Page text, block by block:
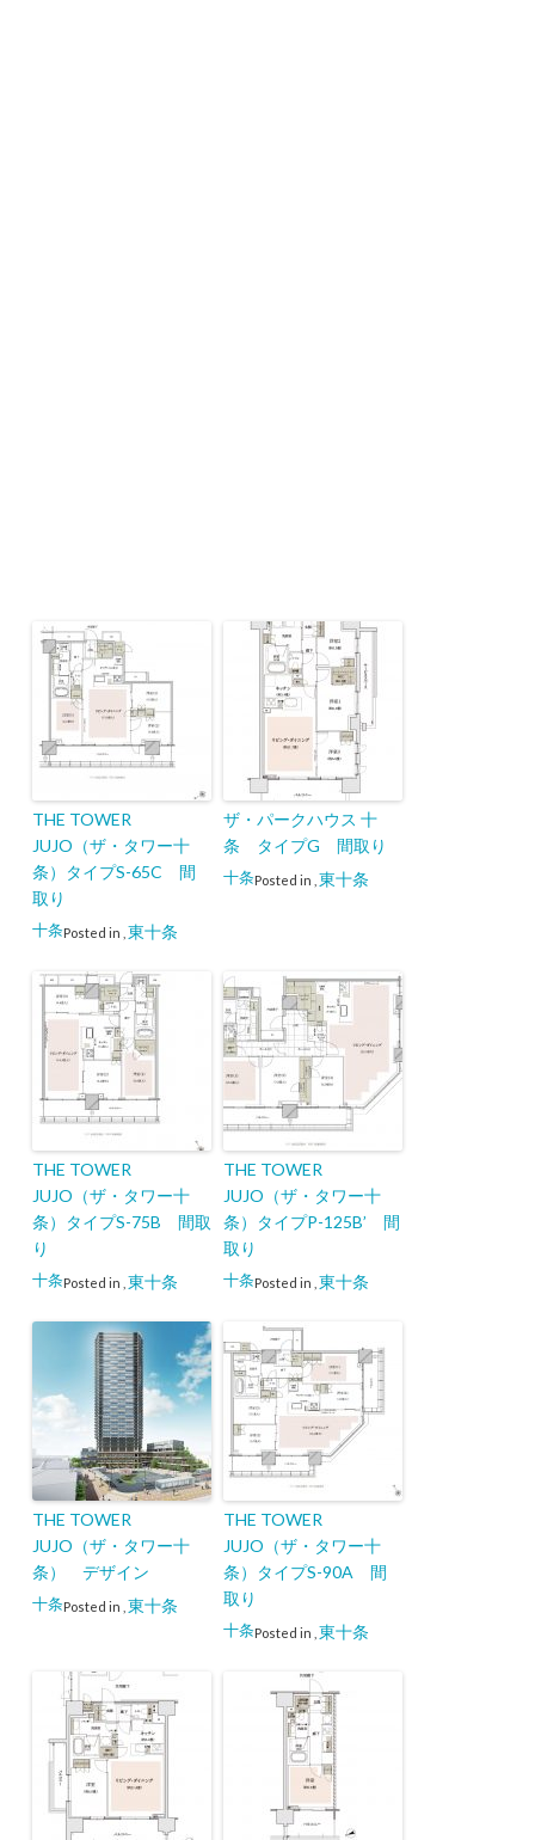
THE TOWER
JUJO（ザ・タワー十
条）タイプS-65C 間
取り
Posted in
十条 東十条
ザ・パークハウス 十
条 タイプG 間取り
Posted in
十条 東十条
THE TOWER
JUJO（ザ・タワー十
条）タイプS-75B 間取
り
Posted in
十条 東十条
THE TOWER
JUJO（ザ・タワー十
条）タイプP-125B’ 間
取り
Posted in
十条 東十条
THE TOWER
JUJO（ザ・タワー十
条） デザイン
Posted in
十条 東十条
THE TOWER
JUJO（ザ・タワー十
条）タイプS-90A 間
取り
Posted in
十条 東十条